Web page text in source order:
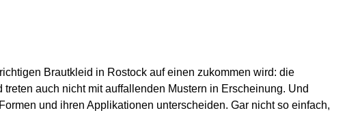
Brautkleid in Rostock auf einen zukommen wird: die
auch nicht mit auffallenden Mustern in Erscheinung. Und
und ihren Applikationen unterscheiden. Gar nicht so einfach,